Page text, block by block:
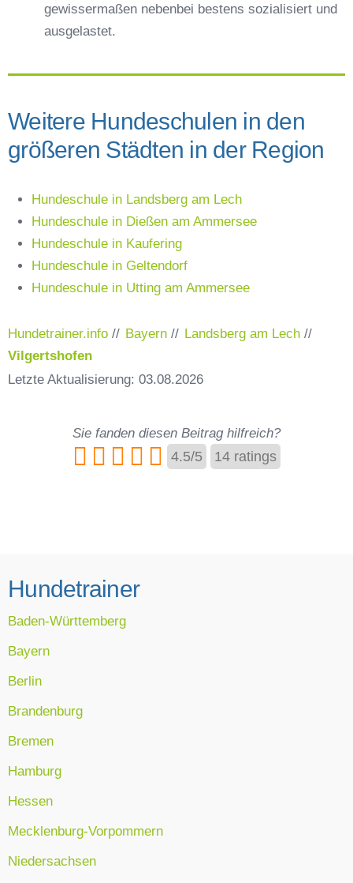
gewissermaßen nebenbei bestens sozialisiert und
ausgelastet.
Weitere Hundeschulen in den
größeren Städten in der Region
Hundeschule in Landsberg am Lech
Hundeschule in Dießen am Ammersee
Hundeschule in Kaufering
Hundeschule in Geltendorf
Hundeschule in Utting am Ammersee
Hundetrainer.info // Bayern // Landsberg am Lech //
Vilgertshofen
Letzte Aktualisierung: 03.08.2026
Sie fanden diesen Beitrag hilfreich?
4.5/5 14 ratings
Hundetrainer
Baden-Württemberg
Bayern
Berlin
Brandenburg
Bremen
Hamburg
Hessen
Mecklenburg-Vorpommern
Niedersachsen